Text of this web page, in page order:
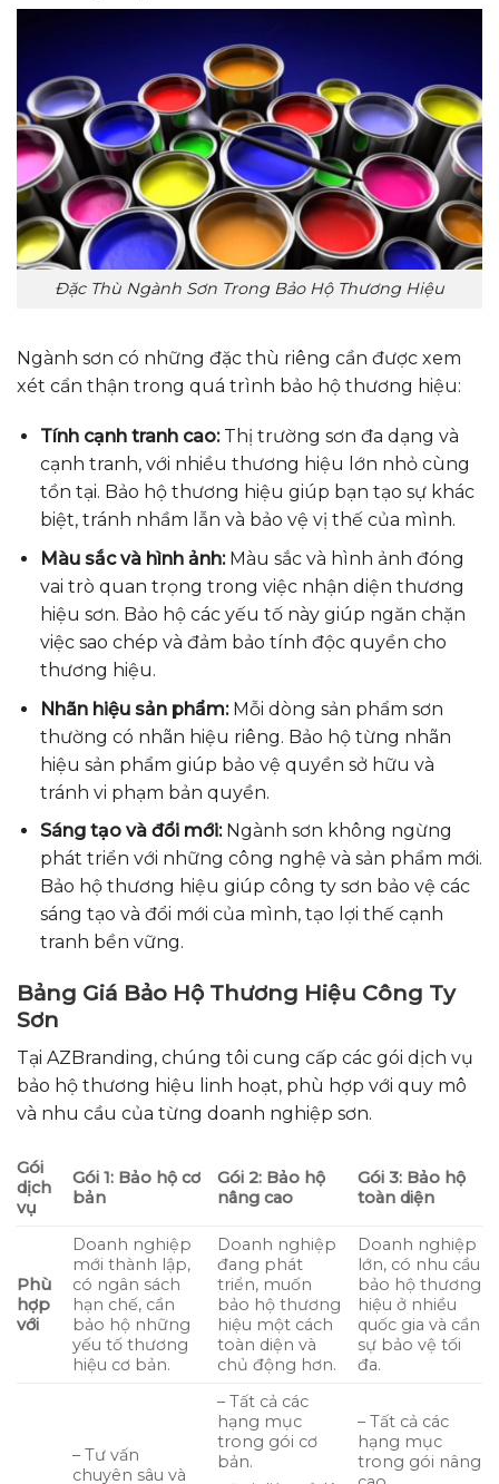
Đặc Thù Ngành Sơn Trong Bảo Hộ Thương Hiệu
Ngành sơn có những đặc thù riêng cần được xem
xét cẩn thận trong quá trình bảo hộ thương hiệu:
Tính cạnh tranh cao:Thị trường sơn đa dạng và
cạnh tranh, với nhiều thương hiệu lớn nhỏ cùng
tồn tại. Bảo hộ thương hiệu giúp bạn tạo sự khác
biệt, tránh nhầm lẫn và bảo vệ vị thế của mình.
Màu sắc và hình ảnh:Màu sắc và hình ảnh đóng
vai trò quan trọng trong việc nhận diện thương
hiệu sơn. Bảo hộ các yếu tố này giúp ngăn chặn
việc sao chép và đảm bảo tính độc quyền cho
thương hiệu.
Nhãn hiệu sản phẩm:Mỗi dòng sản phẩm sơn
thường có nhãn hiệu riêng. Bảo hộ từng nhãn
hiệu sản phẩm giúp bảo vệ quyền sở hữu và
tránh vi phạm bản quyền.
Sáng tạo và đổi mới:Ngành sơn không ngừng
phát triển với những công nghệ và sản phẩm mới.
Bảo hộ thương hiệu giúp công ty sơn bảo vệ các
sáng tạo và đổi mới của mình, tạo lợi thế cạnh
tranh bền vững.
Bảng Giá Bảo Hộ Thương Hiệu Công Ty
Sơn
Tại AZBranding, chúng tôi cung cấp các gói dịch vụ
bảo hộ thương hiệu linh hoạt, phù hợp với quy mô
và nhu cầu của từng doanh nghiệp sơn.
Gói
dịch
vụ
Gói 1: Bảo hộ cơ
bản
Gói 2: Bảo hộ
nâng cao
Gói 3: Bảo hộ
toàn diện
Phù
hợp
với
Doanh nghiệp
mới thành lập,
có ngân sách
hạn chế, cần
bảo hộ những
yếu tố thương
hiệu cơ bản.
Doanh nghiệp
đang phát
triển, muốn
bảo hộ thương
hiệu một cách
toàn diện và
chủ động hơn.
Doanh nghiệp
lớn, có nhu cầu
bảo hộ thương
hiệu ở nhiều
quốc gia và cần
sự bảo vệ tối
đa.
– Tư vấn
chuyên sâu và
– Tất cả các
hạng mục
trong gói cơ
bản.
– Tất cả các
hạng mục
trong gói nâng